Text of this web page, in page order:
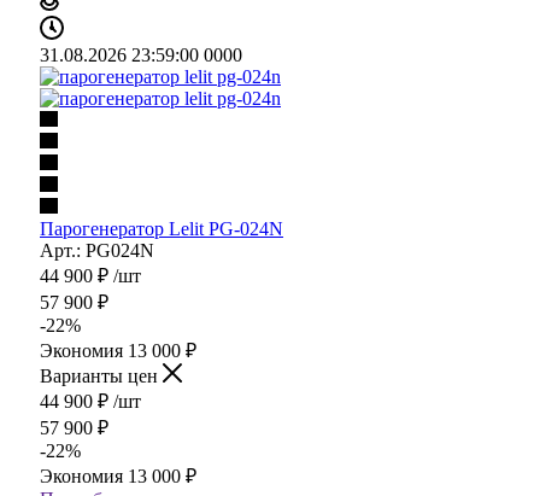
31.08.2026 23:59:00 0000
Парогенератор Lelit PG-024N
Арт.: PG024N
44 900 ₽ /шт
57 900 ₽
-22%
Экономия 13 000 ₽
Варианты цен
44 900 ₽ /шт
57 900 ₽
-22%
Экономия 13 000 ₽